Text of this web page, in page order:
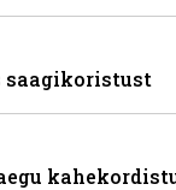
saagikoristust